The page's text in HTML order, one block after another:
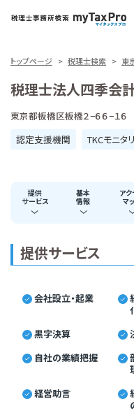
トップページ 税理士検索 東
税理士法人四季会
東京都板橋区板橋２−６６−１６
認定支援機関
TKCモニタ
提供
サービス
基本
情報
ア
マ
提供サービス
会社設立・起業
黒字決算
自社の業績把握
経営助言